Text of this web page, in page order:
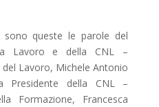
sono queste le parole del
Lavoro e della CNL –
Lavoro, Michele Antonio
Presidente della CNL –
Formazione, Francesca